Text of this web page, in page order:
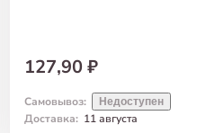
127,90 ₽
Самовывоз: Недоступен
Доставка: 11 августа